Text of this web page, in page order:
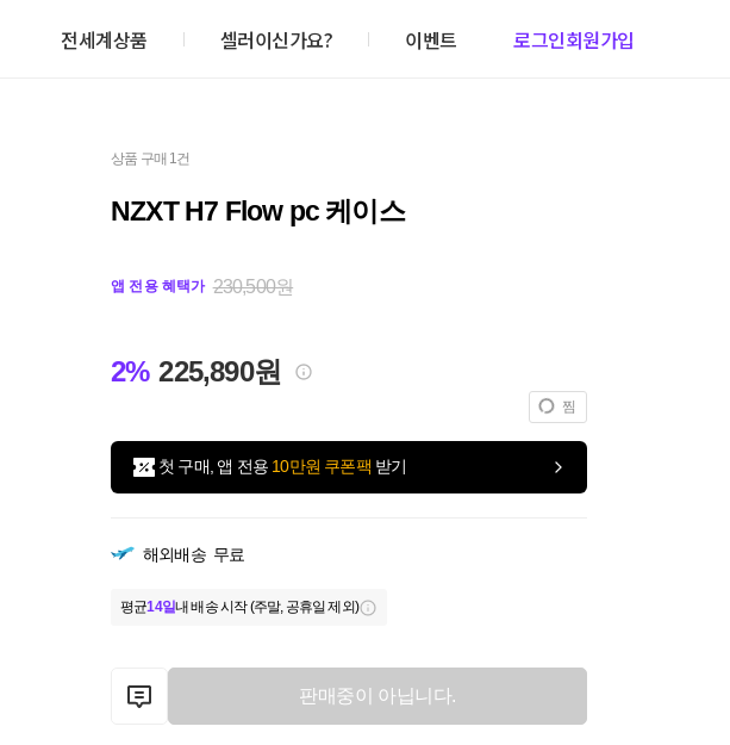
전세계상품 셀러이신가요? 이벤트 로그인회원가입
상품 구매 1건
NZXT H7 Flow pc 케이스
앱 전용 혜택가 230,500원
2% 225,890원
찜
첫 구매, 앱 전용 10만원 쿠폰팩 받기
해외배송 무료
평균14일내 배송 시작 (주말, 공휴일 제외)
판매중이 아닙니다.